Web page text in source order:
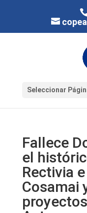
Seleccionar
Fallece
el
Rectivia
Cosamai